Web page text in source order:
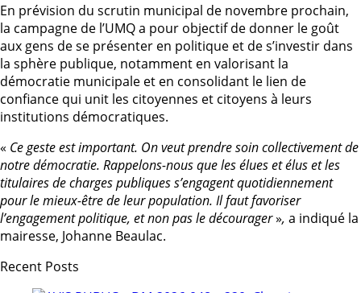
En prévision du scrutin municipal de novembre prochain,
la campagne de l’UMQ a pour objectif de donner le goût
aux gens de se présenter en politique et de s’investir dans
la sphère publique, notamment en valorisant la
démocratie municipale et en consolidant le lien de
confiance qui unit les citoyennes et citoyens à leurs
institutions démocratiques.
« Ce geste est important. On veut prendre soin collectivement de
notre démocratie. Rappelons-nous que les élues et élus et les
titulaires de charges publiques s’engagent quotidiennement
pour le mieux-être de leur population. Il faut favoriser
l’engagement politique, et non pas le décourager», a indiqué la
mairesse, Johanne Beaulac.
Recent Posts